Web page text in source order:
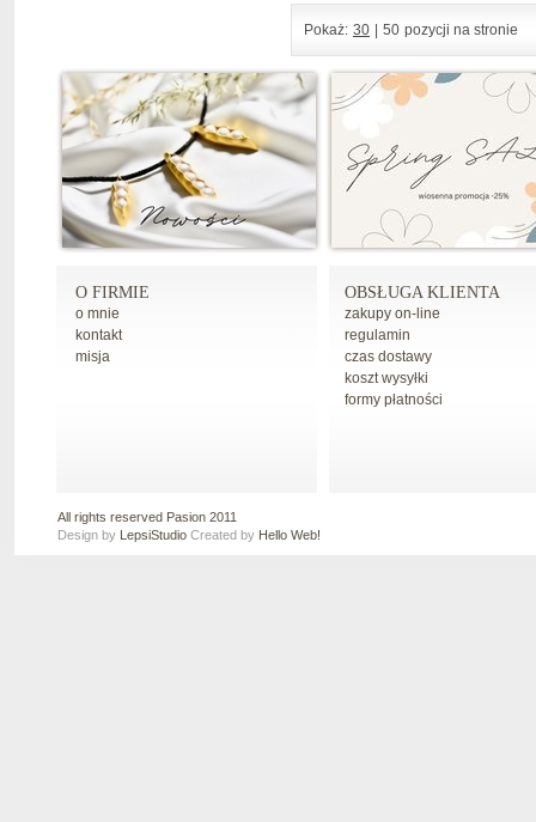
Pokaż: 30 50 pozycji na stronie
O FIRMIE
o mnie
kontakt
misja
OBSŁUGA KLIENTA
zakupy on-line
regulamin
czas dostawy
koszt wysyłki
formy płatności
All rights reserved Pasion 2011
Design by LepsiStudio Created by Hello Web!